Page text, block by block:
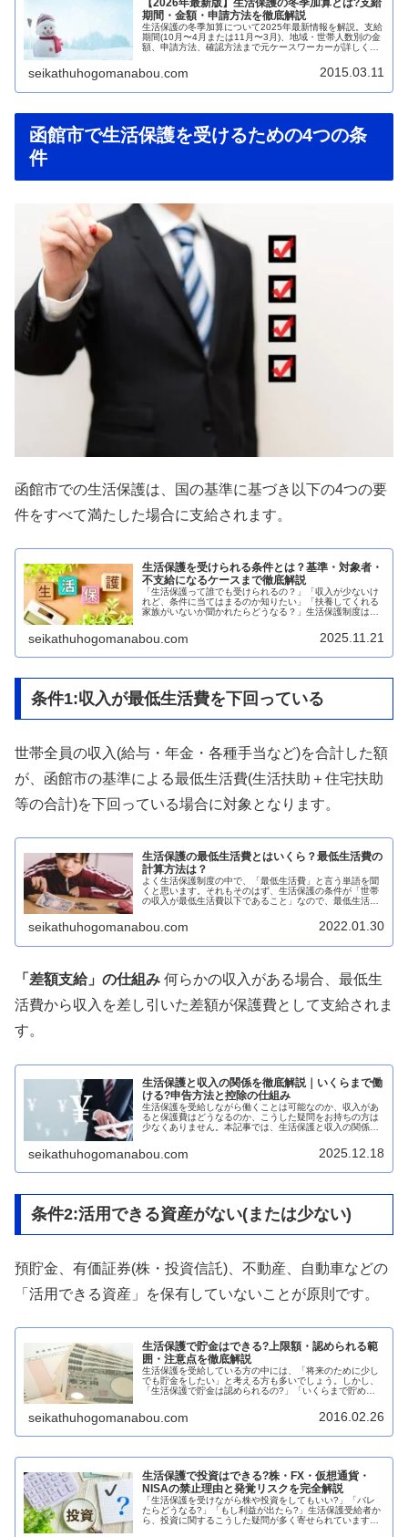
期間・金額・申請方法を徹底解説
生活保護の冬季加算について2025年最新情報を解説。支給
期間(10月〜4月または11月〜3月)、地域・世帯人数別の金
額、申請方法、確認方法まで元ケースワーカーが詳しく説
seikathuhogomanabou.com 2015.03.11
函館市で生活保護を受けるための4つの条
件
函館市での生活保護は、国の基準に基づき以下の4つの要
件をすべて満たした場合に支給されます。
生活保護を受けられる条件とは？基準・対象者・
不支給になるケースまで徹底解説
「生活保護って誰でも受けられるの？」「収入が少ないけ
れど、条件に当てはまるのか知りたい」「扶養してくれる
家族がいないか聞かれたらどうなる？」生活保護制度は
seikathuhogomanabou.com 2025.11.21
条件1:収入が最低生活費を下回っている
世帯全員の収入(給与・年金・各種手当など)を合計した額
が、函館市の基準による最低生活費(生活扶助＋住宅扶助
等の合計)を下回っている場合に対象となります。
生活保護の最低生活費とはいくら？最低生活費の
計算方法は？
よく生活保護制度の中で、「最低生活費」と言う単語を聞
くと思います。それもそのはず、生活保護の条件が「世帯
の収入が最低生活費以下であること」なので、最低生活費
seikathuhogomanabou.com 2022.01.30
「差額支給」の仕組み 何らかの収入がある場合、最低生
活費から収入を差し引いた差額が保護費として支給されま
す。
生活保護と収入の関係を徹底解説｜いくらまで働
ける?申告方法と控除の仕組み
生活保護を受給しながら働くことは可能なのか、収入があ
ると保護費はどうなるのか、こうした疑問をお持ちの方は
少なくありません。本記事では、生活保護と収入の関係に
seikathuhogomanabou.com 2025.12.18
条件2:活用できる資産がない(または少ない)
預貯金、有価証券(株・投資信託)、不動産、自動車などの
「活用できる資産」を保有していないことが原則です。
生活保護で貯金はできる?上限額・認められる範
囲・注意点を徹底解説
生活保護を受給している方の中には、「将来のために少し
でも貯金をしたい」と考える方も多いでしょう。しかし、
「生活保護で貯金は認められるの?」「いくらまで貯めて
seikathuhogomanabou.com 2016.02.26
生活保護で投資はできる?株・FX・仮想通貨・
NISAの禁止理由と発覚リスクを完全解説
「生活保護を受けながら株や投資をしてもいい?」「バレ
たらどうなる?」「もし利益が出たら?」生活保護受給者か
ら、投資に関するこうした疑問が多く寄せられています。